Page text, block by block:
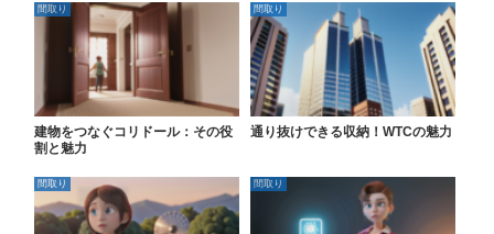
間取り
建物をつなぐコリドール：その役
割と魅力
間取り
通り抜けできる収納！WTCの魅力
間取り 間取り